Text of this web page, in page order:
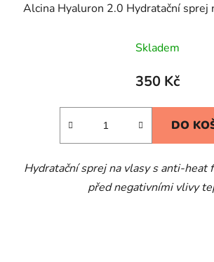
Alcina Hyaluron 2.0 Hydratační sprej
hodnocení
produktu
4,5
hvězdiček.
Skladem
350 Kč
DO
Hydratační sprej na vlasy s anti-heat
před negativními vlivy